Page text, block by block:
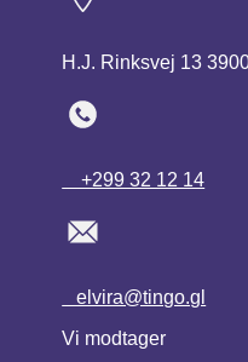
H.J. Rinksvej 13
+299 32 12 14
elvira@tingo.gl
Vi modtager